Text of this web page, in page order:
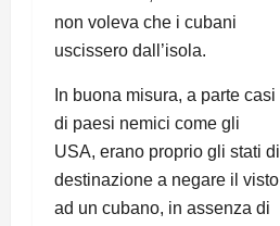
non voleva che i cubani
uscissero dall’isola.
In buona misura, a parte casi
di paesi nemici come gli
USA, erano proprio gli stati di
destinazione a negare il visto
ad un cubano, in assenza di